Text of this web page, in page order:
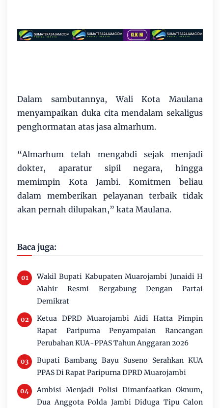
Dalam sambutannya, Wali Kota Maulana
menyampaikan duka cita mendalam sekaligus
penghormatan atas jasa almarhum.
“Almarhum telah mengabdi sejak menjadi
dokter, aparatur sipil negara, hingga
memimpin Kota Jambi. Komitmen beliau
dalam memberikan pelayanan terbaik tidak
akan pernah dilupakan,” kata Maulana.
Baca juga:
Wakil Bupati Kabupaten Muarojambi Junaidi H
Mahir Resmi Bergabung Dengan Partai
Demikrat
Ketua DPRD Muarojambi Aidi Hatta Pimpin
Rapat Paripurna Penyampaian Rancangan
Perubahan KUA-PPAS Tahun Anggaran 2026
Bupati Bambang Bayu Suseno Serahkan KUA
PPAS Di Rapat Paripurna DPRD Muarojambi
Ambisi Menjadi Polisi Dimanfaatkan Oknum,
Dua Anggota Polda Jambi Diduga Tipu Calon